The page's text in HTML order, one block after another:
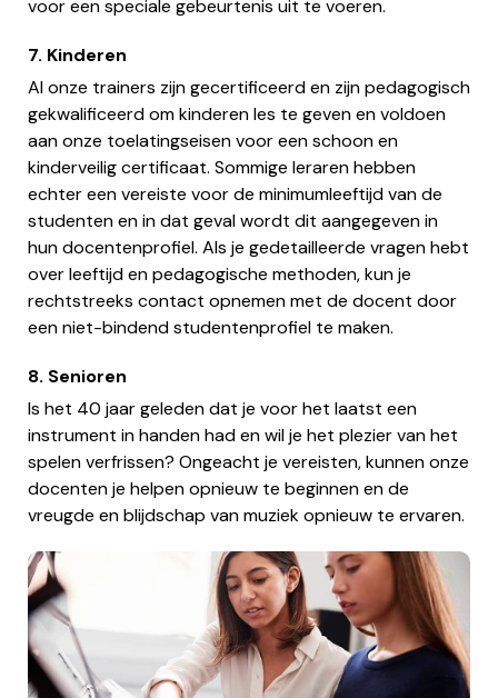
voor een speciale gebeurtenis uit te voeren.
7. Kinderen
Al onze trainers zijn gecertificeerd en zijn pedagogisch
gekwalificeerd om kinderen les te geven en voldoen
aan onze toelatingseisen voor een schoon en
kinderveilig certificaat. Sommige leraren hebben
echter een vereiste voor de minimumleeftijd van de
studenten en in dat geval wordt dit aangegeven in
hun docentenprofiel. Als je gedetailleerde vragen hebt
over leeftijd en pedagogische methoden, kun je
rechtstreeks contact opnemen met de docent door
een niet-bindend studentenprofiel te maken.
8. Senioren
Is het 40 jaar geleden dat je voor het laatst een
instrument in handen had en wil je het plezier van het
spelen verfrissen? Ongeacht je vereisten, kunnen onze
docenten je helpen opnieuw te beginnen en de
vreugde en blijdschap van muziek opnieuw te ervaren.